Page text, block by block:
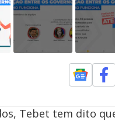
Tebet tem dito